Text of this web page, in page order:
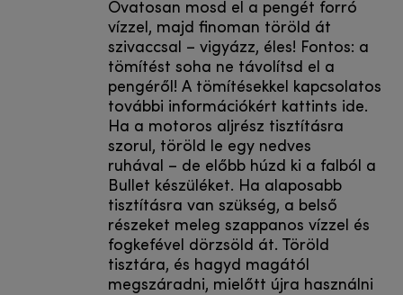
Óvatosan mosd el a pengét forró
vízzel, majd finoman töröld át
szivaccsal – vigyázz, éles! Fontos: a
tömítést soha ne távolítsd el a
pengéről! A tömítésekkel kapcsolatos
további információkért kattints ide.
Ha a motoros aljrész tisztításra
szorul, töröld le egy nedves
ruhával – de előbb húzd ki a falból a
Bullet készüléket. Ha alaposabb
tisztításra van szükség, a belső
részeket meleg szappanos vízzel és
fogkefével dörzsöld át. Töröld
tisztára, és hagyd magától
megszáradni, mielőtt újra használni